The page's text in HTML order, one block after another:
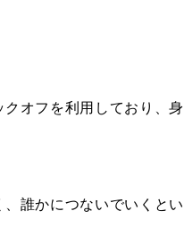
オフを利用しており、
誰かにつないでいくと